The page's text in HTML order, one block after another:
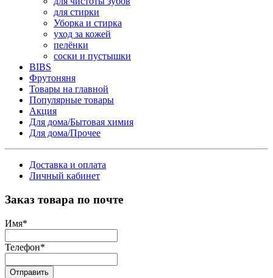
для стирки
Уборка и стирка
уход за кожей
пелёнки
соски и пустышки
BIBS
Фрутоняня
Товары на главной
Популярные товары
Акция
Для дома/Бытовая химия
Для дома/Прочее
Доставка и оплата
Личный кабинет
Заказ товара по почте
Имя*
Телефон*
Отправить